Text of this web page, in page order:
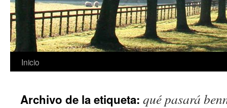
Saltar
contenido
Inicio
Archivo de la etiqueta: qué pasará